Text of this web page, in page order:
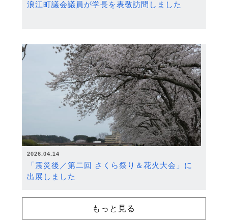
浪江町議会議員が学長を表敬訪問しました
2026.04.14
「震災後／第二回 さくら祭り＆花火大会」に
出展しました
もっと見る